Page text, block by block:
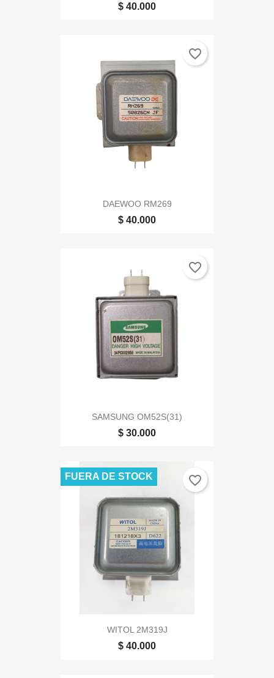
$ 40.000
DAEWOO RM269
$ 40.000
favorite_border
SAMSUNG OM52S(31)
$ 30.000
favorite_border
WITOL 2M319J
$ 40.000
FUERA DE STOCK favorite_border